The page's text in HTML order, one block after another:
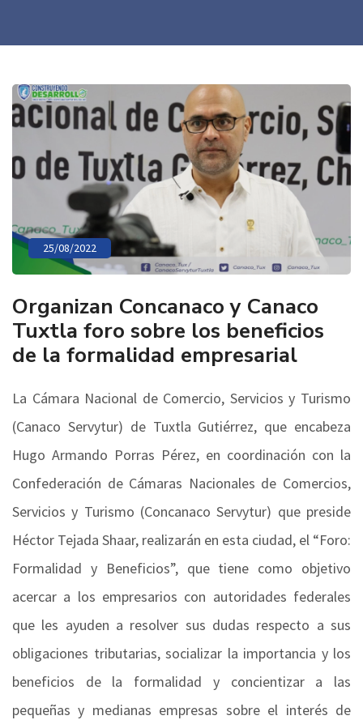
25/08/2022
Organizan Concanaco y Canaco
Tuxtla foro sobre los beneficios
de la formalidad empresarial
La Cámara Nacional de Comercio, Servicios y Turismo
(Canaco Servytur) de Tuxtla Gutiérrez, que encabeza
Hugo Armando Porras Pérez, en coordinación con la
Confederación de Cámaras Nacionales de Comercios,
Servicios y Turismo (Concanaco Servytur) que preside
Héctor Tejada Shaar, realizarán en esta ciudad, el “Foro:
Formalidad y Beneficios”, que tiene como objetivo
acercar a los empresarios con autoridades federales
que les ayuden a resolver sus dudas respecto a sus
obligaciones tributarias, socializar la importancia y los
beneficios de la formalidad y concientizar a las
pequeñas y medianas empresas sobre el interés de